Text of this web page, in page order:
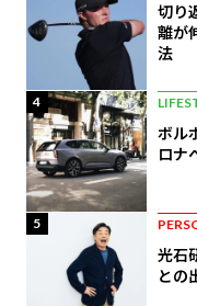
切り
離が
法
4
ボル
ロナ
5
光石
との